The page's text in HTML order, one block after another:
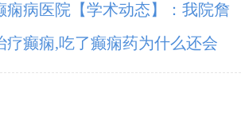
痫病医院【学术动态】：我院詹
主任癫痫病研究报告荣登国际
疗癫痫,吃了癫痫药为什么还会